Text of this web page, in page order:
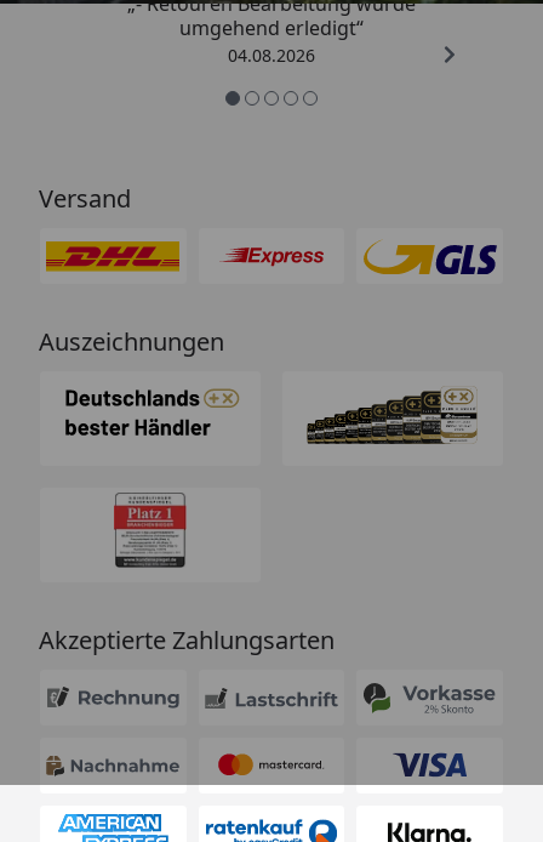
umgehend erledigt“
04.08.2026
Versand
Auszeichnungen
Akzeptierte Zahlungsarten